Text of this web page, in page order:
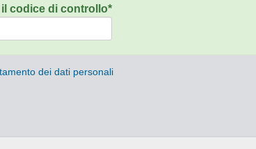
il codice di controllo*
dei dati personali